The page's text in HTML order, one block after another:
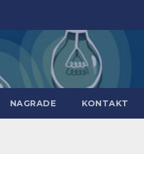
NAGRADE KONTAKT